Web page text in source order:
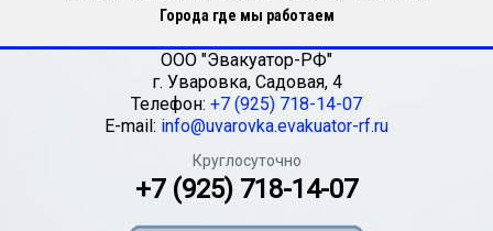
Города где мы работаем
ООО "Эвакуатор-РФ"
г. Уваровка, Садовая, 4
Телефон: +7 (925) 718-14-07
E-mail: info@uvarovka.evakuator-rf.ru
Круглосуточно
+7 (925) 718-14-07